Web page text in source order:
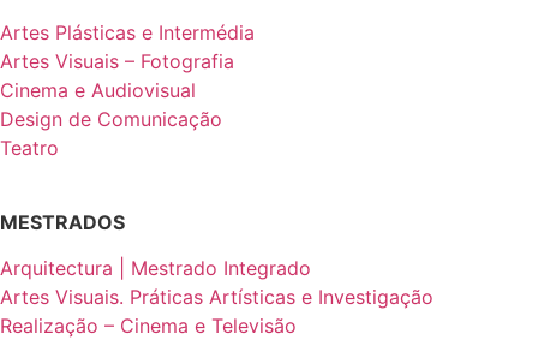
Artes Plásticas e Intermédia
Artes Visuais – Fotografia
Cinema e Audiovisual
Design de Comunicação
Teatro
MESTRADOS
Arquitectura | Mestrado Integrado
Artes Visuais. Práticas Artísticas e Investigação
Realização – Cinema e Televisão